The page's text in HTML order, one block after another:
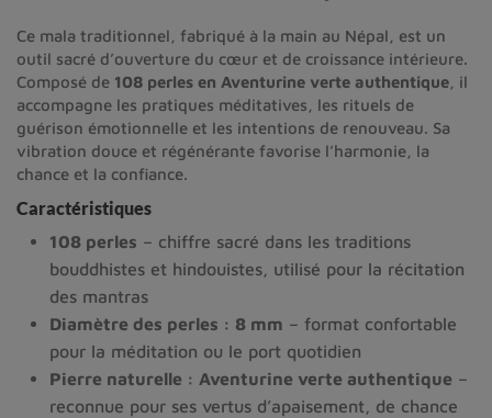
Ce mala traditionnel, fabriqué à la main au Népal, est un
outil sacré d’ouverture du cœur et de croissance intérieure.
Composé de 108 perles en Aventurine verte authentique , il
accompagne les pratiques méditatives, les rituels de
guérison émotionnelle et les intentions de renouveau. Sa
vibration douce et régénérante favorise l’harmonie, la
chance et la confiance.
Caractéristiques
108 perles – chiffre sacré dans les traditions
bouddhistes et hindouistes, utilisé pour la récitation
des mantras
Diamètre des perles : 8 mm – format confortable
pour la méditation ou le port quotidien
Pierre naturelle : Aventurine verte authentique –
reconnue pour ses vertus d’apaisement, de chance